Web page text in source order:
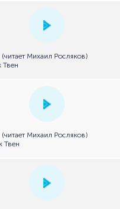
Михаил Росляков)
Твен
Михаил Росляков)
Твен